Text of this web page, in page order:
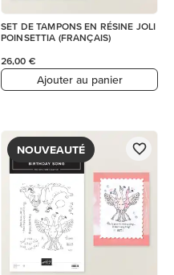
SET DE TAMPONS EN RÉSINE JOLI
POINSETTIA (FRANÇAIS)
26,00 €
Ajouter au panier
NOUVEAUTÉ